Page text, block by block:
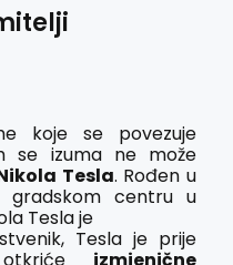
koje se povezuje
se izuma ne može
Tesla. Rođen u
gradskom centru u
Tesla je
Tesla je prije